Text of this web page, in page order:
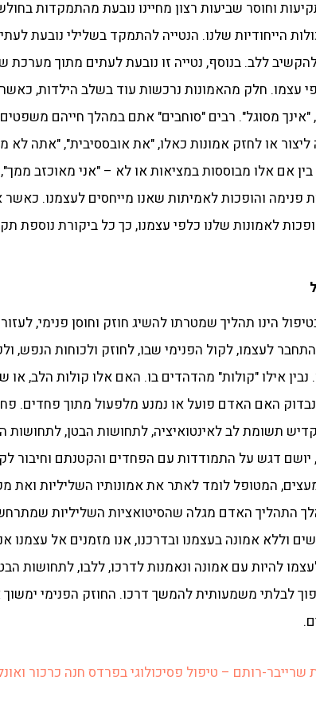
וחוסר שביעות רצון מחיינו נובעת מהתמקדות
הייחודיות שלנו. הנטייה להתמקד בשלילי
להקשיב ללב. בנוסף, נטייה זו נובעת לעתים מתוך
עצמו. חלק מהאמונות נרכשות עוד בשלב הילדות, כאשר
"אינך מסוגל". רבים "סוחבים" אתם במהלך חייהם
ליצור או לחזק אמונות כאלו, "את אובססיבית", "אתה לא
אם אלו מבוססות במציאות או לא – "אני מאוכזב
פנימה והופכות לאמיתות שאנו מייחסים לעצמנו.
לאמונות שלנו כלפי עצמנו, כך כל ביקורת
הינו תהליך שמטרתו להשיג חוזק וחוסן פנימי,
לעצמו, לקול הפנימי שבו, לחוזק ולכוחות הנפש,
אילו "קולות" מהדהדים בו. האם אלו קולות הלב,
האם האדם פועל או נמנע מלפעול מתוך פחדים.
תשומת לב לאינטואיציה, לתחושות הבטן, לתחושות
דגש על התמודדות עם הפחדים והקטנתם וחיבור
מעצים, המטופל לומד לאתר את אמונותיו השליליות
התהליך האדם מגלה שהסיטואציות השליליות
וללא אמונה בעצמנו ובדרכנו, אנו מזמנים אל עצמנו
להיות עם אמונה ונאמנות לדרכו, ללבו, לתחושות
לבלתי משמעותית להמשך דרכו. החוזק הפנימי
שרייבר-רותם – טיפול פסיכולוגי בפרדס חנה כרכור